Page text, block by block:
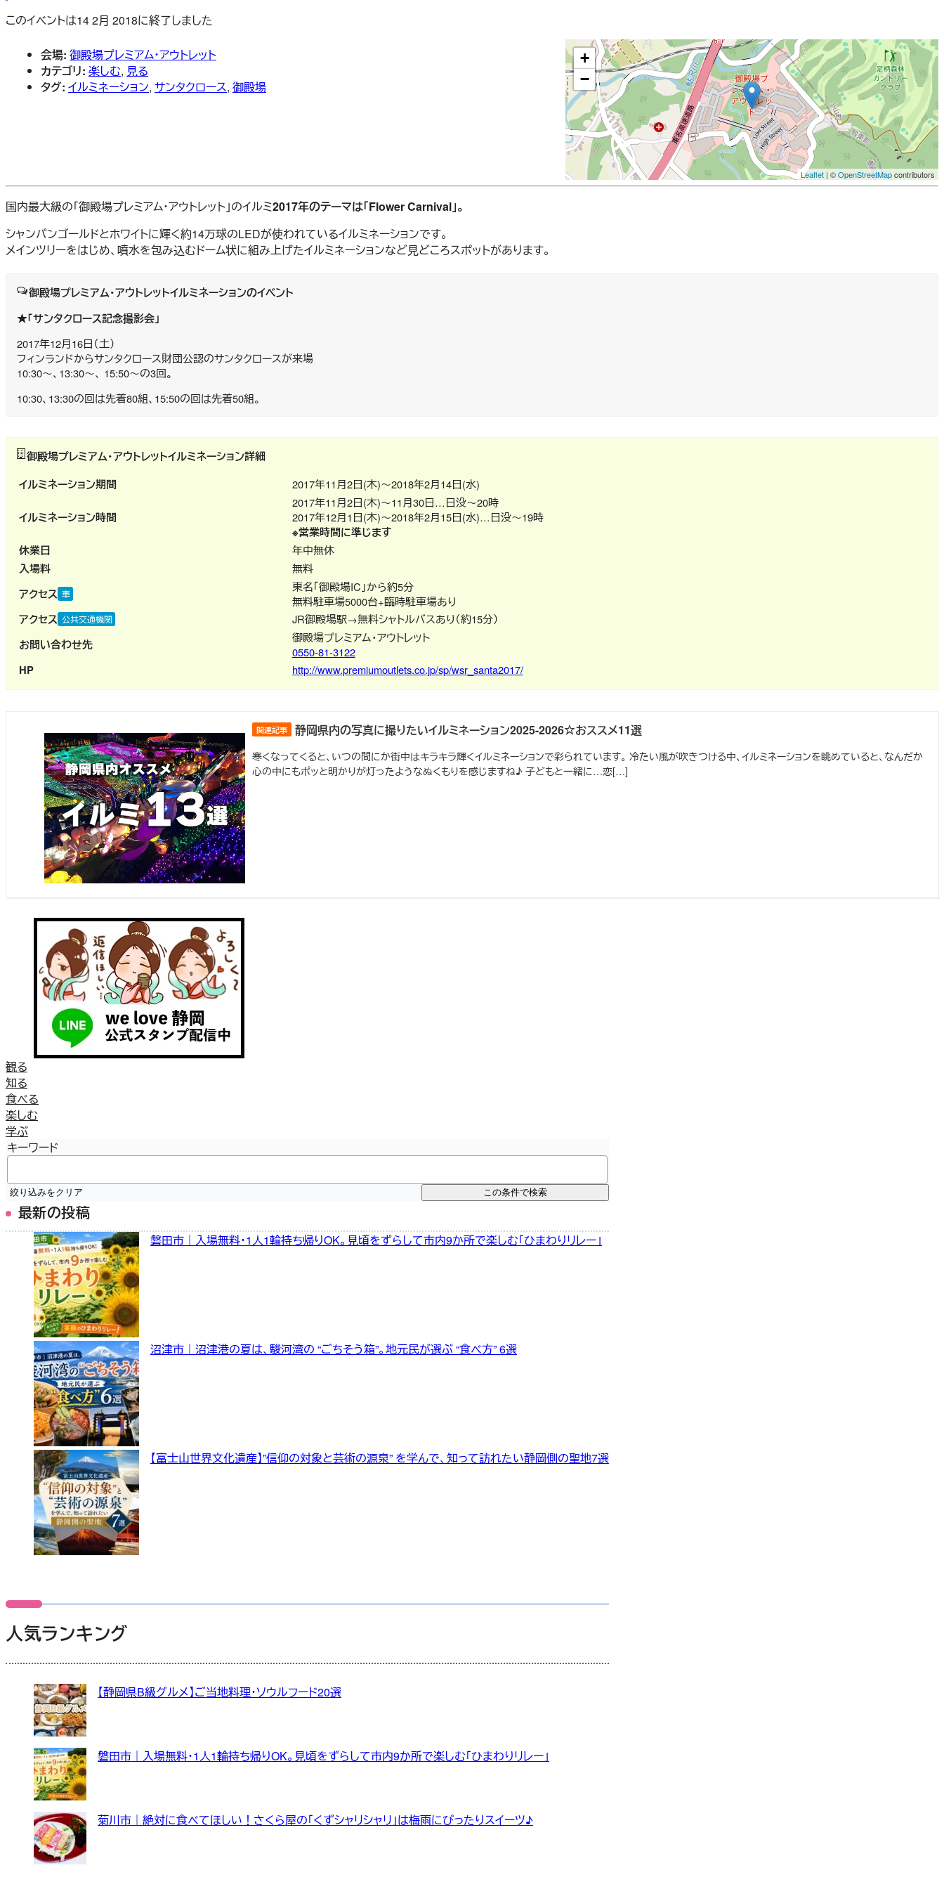
このイベントは14 2月 2018に終了しました
会場: 御殿場プレミアム・アウトレット
カテゴリ: 楽しむ, 見る
タグ: イルミネーション, サンタクロース, 御殿場
+
−
Leaflet | ©OpenStreetMapcontributors
国内最大級の「御殿場プレミアム・アウトレット」のイルミ2017年のテーマは「Flower Carnival」。
シャンパンゴールドとホワイトに輝く約14万球のLEDが使われているイルミネーションです。
メインツリーをはじめ、噴水を包み込むドーム状に組み上げたイルミネーションなど見どころスポットがあります。
御殿場プレミアム・アウトレットイルミネーションのイベント
★「サンタクロース記念撮影会」
2017年12月16日（土）
フィンランドからサンタクロース財団公認のサンタクロースが来場
10:30～、13:30～、 15:50～の3回。
10:30、13:30の回は先着80組、15:50の回は先着50組。
御殿場プレミアム・アウトレットイルミネーション詳細
イルミネーション期間
2017年11月2日(木)～2018年2月14日(水)
イルミネーション時間
2017年11月2日(木)～11月30日…日没～20時
2017年12月1日(木)～2018年2月15日(水)…日没～19時
※営業時間に準じます
休業日
年中無休
入場料 無料
アクセス 車
東名「御殿場IC」から約5分
無料駐車場5000台+臨時駐車場あり
アクセス 公共交通機関 JR御殿場駅→無料シャトルバスあり（約15分）
お問い合わせ先
御殿場プレミアム・アウトレット
0550-81-3122
HP http://www.premiumoutlets.co.jp/sp/wsr_santa2017/
静岡県内の写真に撮りたいイルミネーション2025-2026☆おススメ11選
寒くなってくると、いつの間にか街中はキラキラ輝くイルミネーションで彩られています。 冷たい風が吹きつける中、イルミネーションを眺めていると、なんだか
心の中にもポッと明かりが灯ったようなぬくもりを感じますね♪ 子どもと一緒に…恋[…]
観る
知る
食べる
楽しむ
学ぶ
キーワード
絞り込みをクリア この条件で検索
最新の投稿
磐田市｜入場無料・1人1輪持ち帰りOK。見頃をずらして市内9か所で楽しむ「ひまわりリレー」
沼津市｜沼津港の夏は、駿河湾の “ごちそう箱”。地元民が選ぶ “食べ方” 6選
【富士山世界文化遺産】”信仰の対象と芸術の源泉” を学んで、知って訪れたい静岡側の聖地7選
人気ランキング
【静岡県B級グルメ】ご当地料理・ソウルフード20選
磐田市｜入場無料・1人1輪持ち帰りOK。見頃をずらして市内9か所で楽しむ「ひまわりリレー」
菊川市｜絶対に食べてほしい！さくら屋の「くずシャリシャリ」は梅雨にぴったりスイーツ♪